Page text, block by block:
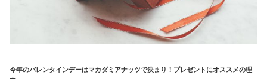
今年のバレンタインデーはマカダミアナッツで決まり！プレゼントにオススメの理